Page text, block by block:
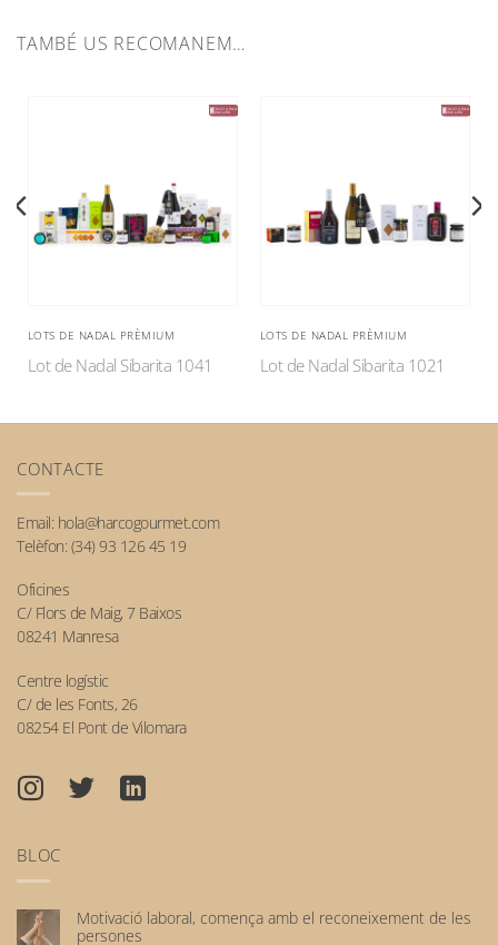
TAMBÉ US RECOMANEM…
LOTS DE NADAL PRÈMIUM
Lot de Nadal Sibarita 1041
LOTS DE NADAL PRÈMIUM
Lot de Nadal Sibarita 1021
CONTACTE
Email: hola@harcogourmet.com
Telèfon: (34) 93 126 45 19
Oficines
C/ Flors de Maig, 7 Baixos
08241 Manresa
Centre logístic
C/ de les Fonts, 26
08254 El Pont de Vilomara
BLOC
Motivació laboral, comença amb el reconeixement de les
persones